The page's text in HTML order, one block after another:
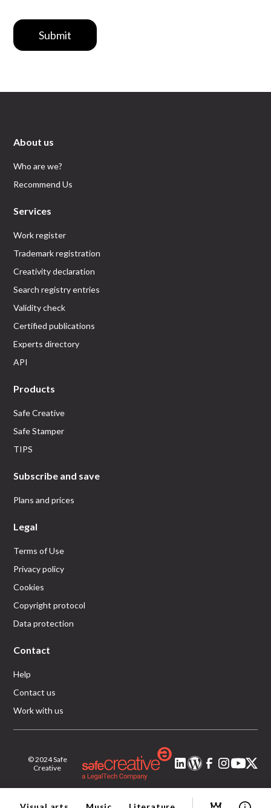
Submit
About us
Who are we?
Recommend Us
Services
Work register
Trademark registration
Creativity declaration
Search registry entries
Validity check
Certified publications
Experts directory
API
Products
Safe Creative
Safe Stamper
TIPS
Subscribe and save
Plans and prices
Legal
Terms of Use
Privacy policy
Cookies
Copyright protocol
Data protection
Contact
Help
Contact us
Work with us
© 2024 Safe
Creative